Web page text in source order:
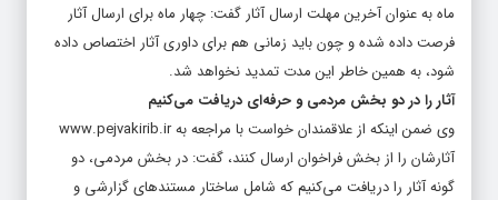
دبیر دومین جشنواره ملی مستند رادیویی پژواک با یادآوری اول بهمن
ماه به عنوان آخرین مهلت ارسال آثار گفت: چهار ماه برای ارسال آثار
فرصت داده شده و چون باید زمانی هم برای داوری آثار اختصاص داده
شود، ‌به همین خاطر این مدت تمدید نخواهد شد.
آثار را در دو بخش مردمی و حرفه‌ای دریافت می‌کنیم
وی ضمن اینکه از علاقمندان خواست با مراجعه به www.pejvakirib.ir
آثارشان را از بخش فراخوان ارسال کنند، گفت:‌ در بخش مردمی، دو